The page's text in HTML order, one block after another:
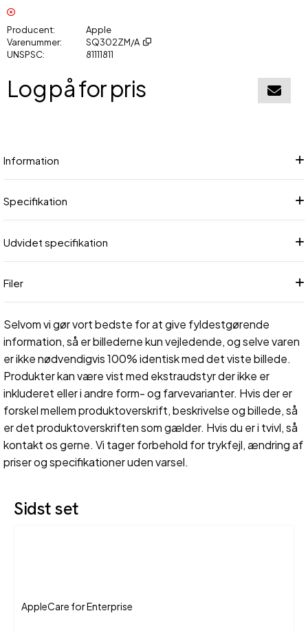
Producent
Apple
Varenummer
SQ302ZM/A
UNSPSC
81111811
Log på for pris Føj til
Information
Specifikation
Udvidet specifikation
Filer
Selvom vi gør vort bedste for at give fyldestgørende
information, så er billederne kun vejledende, og selve varen
er ikke nødvendigvis 100% identisk med det viste billede.
Produkter kan være vist med ekstraudstyr der ikke er
inkluderet eller i andre form- og farvevarianter. Hvis der er
forskel mellem produktoverskrift, beskrivelse og billede, så
er det produktoverskriften som gælder. Hvis du er i tvivl, så
kontakt os gerne. Vi tager forbehold for trykfejl, ændring af
priser og specifikationer uden varsel.
Sidst set
AppleCare for Enterprise